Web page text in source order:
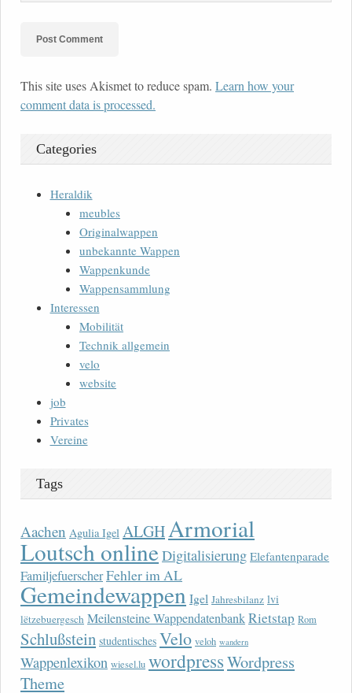
This site uses Akismet to reduce spam. Learn how your
comment data is processed.
Categories
Heraldik
meubles
Originalwappen
unbekannte Wappen
Wappenkunde
Wappensammlung
Interessen
Mobilität
Technik allgemein
velo
website
job
Privates
Vereine
Tags
Aachen Agulia Igel ALGH Armorial
Loutsch onlineDigitalisierung Elefantenparade
FamiljefuerscherFehler im AL
Gemeindewappen Igel Jahresbilanz lvi
lëtzebuergesch Meilensteine WappendatenbankRietstap Rom
Schlußstein studentisches Velo veloh wandern
Wappenlexikon wiesel.lu wordpressWordpress
Theme